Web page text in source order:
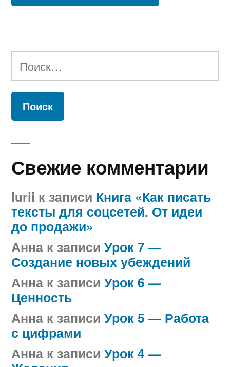
Найти:
Свежие комментарии
Iurii к записи Книга «Как писать
тексты для соцсетей. От идеи
до продажи»
Анна к записи Урок 7 —
Создание новых убеждений
Анна к записи Урок 6 —
Ценность
Анна к записи Урок 5 — Работа
с цифрами
Анна к записи Урок 4 —